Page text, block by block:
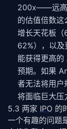
200x——远
的估值倍数
增长天花板
62%），以
能获得更高的
预期。如果
者无法将用
将面临巨大压
5.3 两家 IPO 的
一个有趣的问题